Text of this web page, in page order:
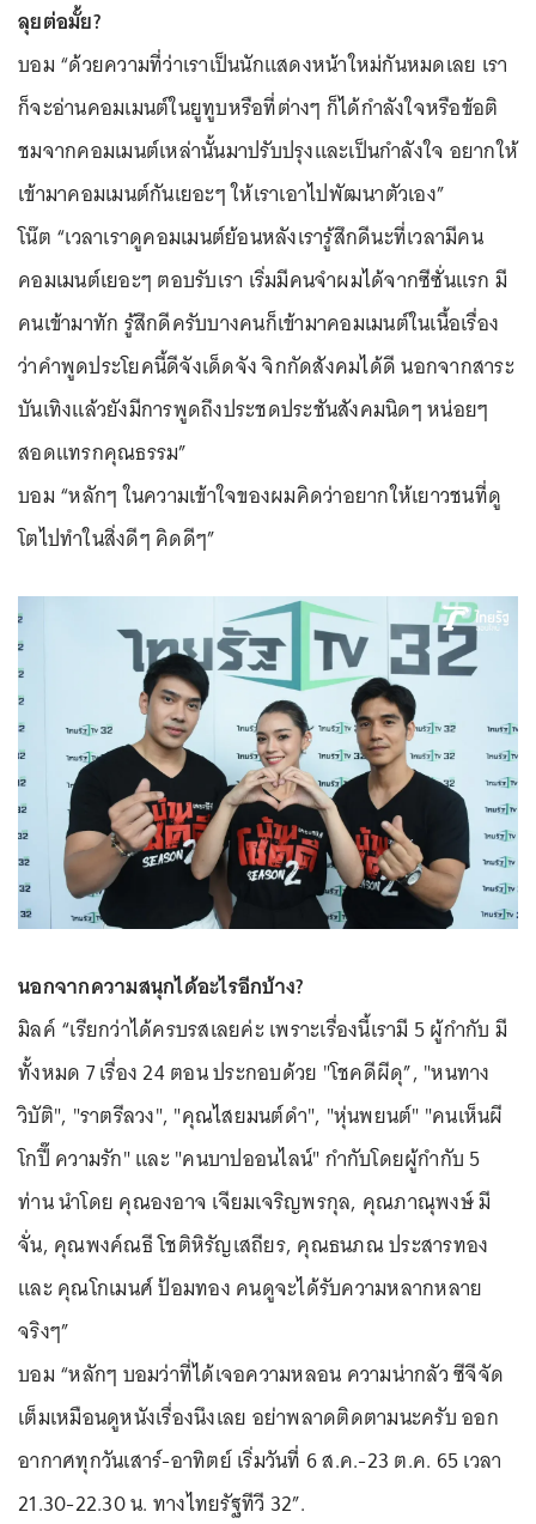
ลุยต่อมั้ย?
บอม “ด้วยความที่ว่าเราเป็นนักแสดงหน้าใหม่กันหมดเลย เรา
ก็จะอ่านคอมเมนต์ในยูทูบหรือที่ต่างๆ ก็ได้กำลังใจหรือข้อติ
ชมจากคอมเมนต์เหล่านั้นมาปรับปรุงและเป็นกำลังใจ อยากให้
เข้ามาคอมเมนต์กันเยอะๆ ให้เราเอาไปพัฒนาตัวเอง”
โน๊ต “เวลาเราดูคอมเมนต์ย้อนหลังเรารู้สึกดีนะที่เวลามีคน
คอมเมนต์เยอะๆ ตอบรับเรา เริ่มมีคนจำผมได้จากซีซั่นแรก มี
คนเข้ามาทัก รู้สึกดีครับบางคนก็เข้ามาคอมเมนต์ในเนื้อเรื่อง
ว่าคำพูดประโยคนี้ดีจังเด็ดจัง จิกกัดสังคมได้ดี นอกจากสาระ
บันเทิงแล้วยังมีการพูดถึงประชดประชันสังคมนิดๆ หน่อยๆ
สอดแทรกคุณธรรม”
บอม “หลักๆ ในความเข้าใจของผมคิดว่าอยากให้เยาวชนที่ดู
โตไปทำในสิ่งดีๆ คิดดีๆ”
นอกจากความสนุกได้อะไรอีกบ้าง?
มิลค์ “เรียกว่าได้ครบรสเลยค่ะ เพราะเรื่องนี้เรามี 5 ผู้กำกับ มี
ทั้งหมด 7 เรื่อง 24 ตอน ประกอบด้วย "โชคดีผีดุ”, "หนทาง
วิบัติ", "ราตรีลวง", "คุณไสยมนต์ดำ", "หุ่นพยนต์" "คนเห็นผี
โกปี๊ ความรัก" และ "คนบาปออนไลน์" กำกับโดยผู้กำกับ 5
ท่าน นำโดย คุณองอาจ เจียมเจริญพรกุล, คุณภาณุพงษ์ มี
จั่น, คุณพงค์ณธี โชติหิรัญเสถียร, คุณธนภณ ประสารทอง
และ คุณโกเมนศ์ ป้อมทอง คนดูจะได้รับความหลากหลาย
จริงๆ”
บอม “หลักๆ บอมว่าที่ได้เจอความหลอน ความน่ากลัว ซีจีจัด
เต็มเหมือนดูหนังเรื่องนึงเลย อย่าพลาดติดตามนะครับ ออก
อากาศทุกวันเสาร์-อาทิตย์ เริ่มวันที่ 6 ส.ค.-23 ต.ค. 65 เวลา
21.30-22.30 น. ทางไทยรัฐทีวี 32”.